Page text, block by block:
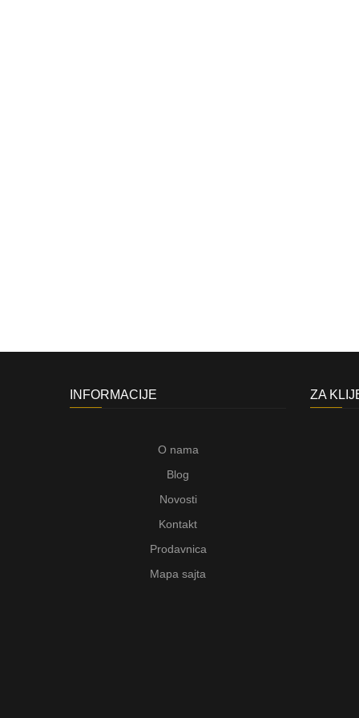
INFORMACIJE
O nama
Blog
Novosti
Kontakt
Prodavnica
Mapa sajta
ZA